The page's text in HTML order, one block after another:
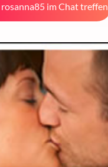
im Chat treffen